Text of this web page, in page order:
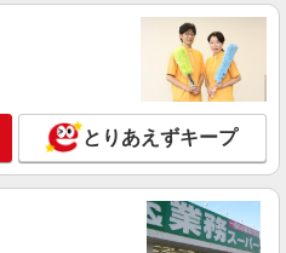
とりあえずキープ